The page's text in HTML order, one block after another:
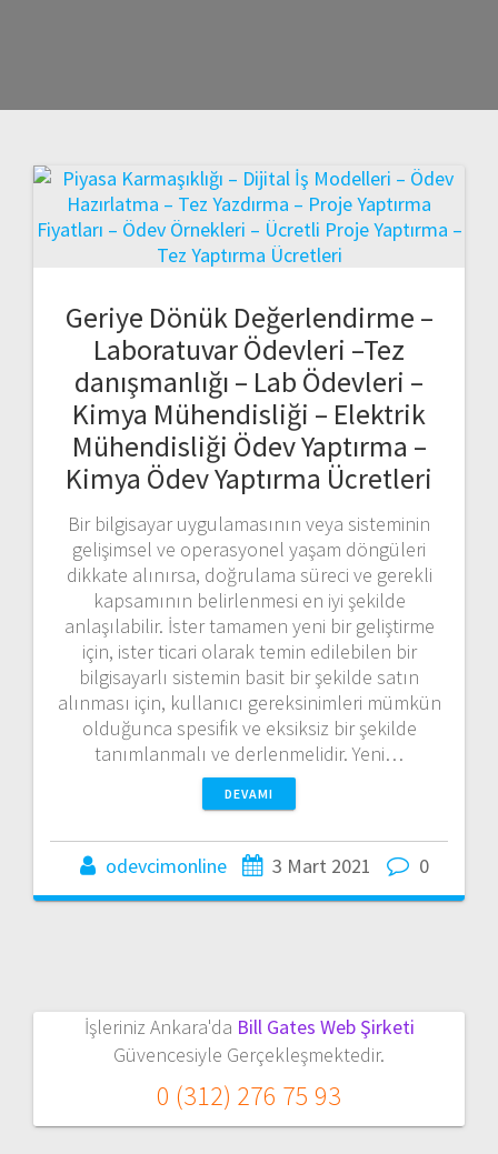
Geriye Dönük Değerlendirme –
Laboratuvar Ödevleri –Tez
danışmanlığı – Lab Ödevleri –
Kimya Mühendisliği – Elektrik
Mühendisliği Ödev Yaptırma –
Kimya Ödev Yaptırma Ücretleri
Bir bilgisayar uygulamasının veya sisteminin
gelişimsel ve operasyonel yaşam döngüleri
dikkate alınırsa, doğrulama süreci ve gerekli
kapsamının belirlenmesi en iyi şekilde
anlaşılabilir. İster tamamen yeni bir geliştirme
için, ister ticari olarak temin edilebilen bir
bilgisayarlı sistemin basit bir şekilde satın
alınması için, kullanıcı gereksinimleri mümkün
olduğunca spesifik ve eksiksiz bir şekilde
tanımlanmalı ve derlenmelidir. Yeni…
DEVAMI
odevcimonline 3 Mart 2021 0
İşleriniz Ankara'da Bill Gates Web Şirketi
Güvencesiyle Gerçekleşmektedir.
0 (312) 276 75 93